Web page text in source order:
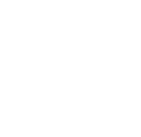
reaccionó el
descuento. A
juego Chupete, al